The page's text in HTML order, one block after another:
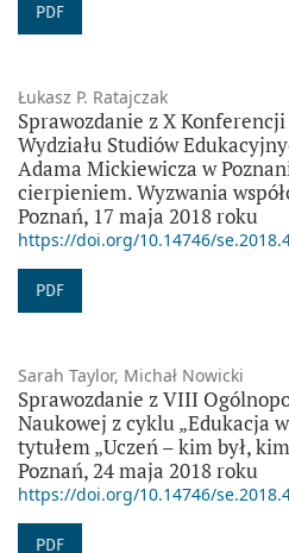
PDF
Łukasz P. Ratajczak
Sprawozdanie z X
Wydziału Studiów
Adama Mickiewicza w
cierpieniem. Wyzwania
Poznań, 17 maja 2018 roku
https://doi.org/10.14746/
PDF
Sarah Taylor, Michał Nowicki
Sprawozdanie z VIII
Naukowej z cyklu „Edukacja
tytułem „Uczeń – kim był,
Poznań, 24 maja 2018 roku
https://doi.org/10.14746/
PDF